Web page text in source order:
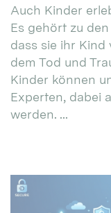
Auch Kinder
Es gehört zu
dass sie ihr
dem Tod und
Kinder können
Experten, dabei
werden. ...